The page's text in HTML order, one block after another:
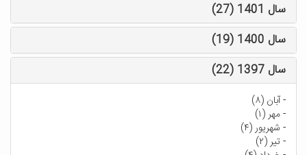
سال 1401 (27)
سال 1400 (19)
سال 1397 (22)
-آبان (۸)
-مهر (۱)
- شهریور (۴)
-تیر (۲)